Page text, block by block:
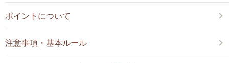
ポイントについて
注意事項・基本ルール